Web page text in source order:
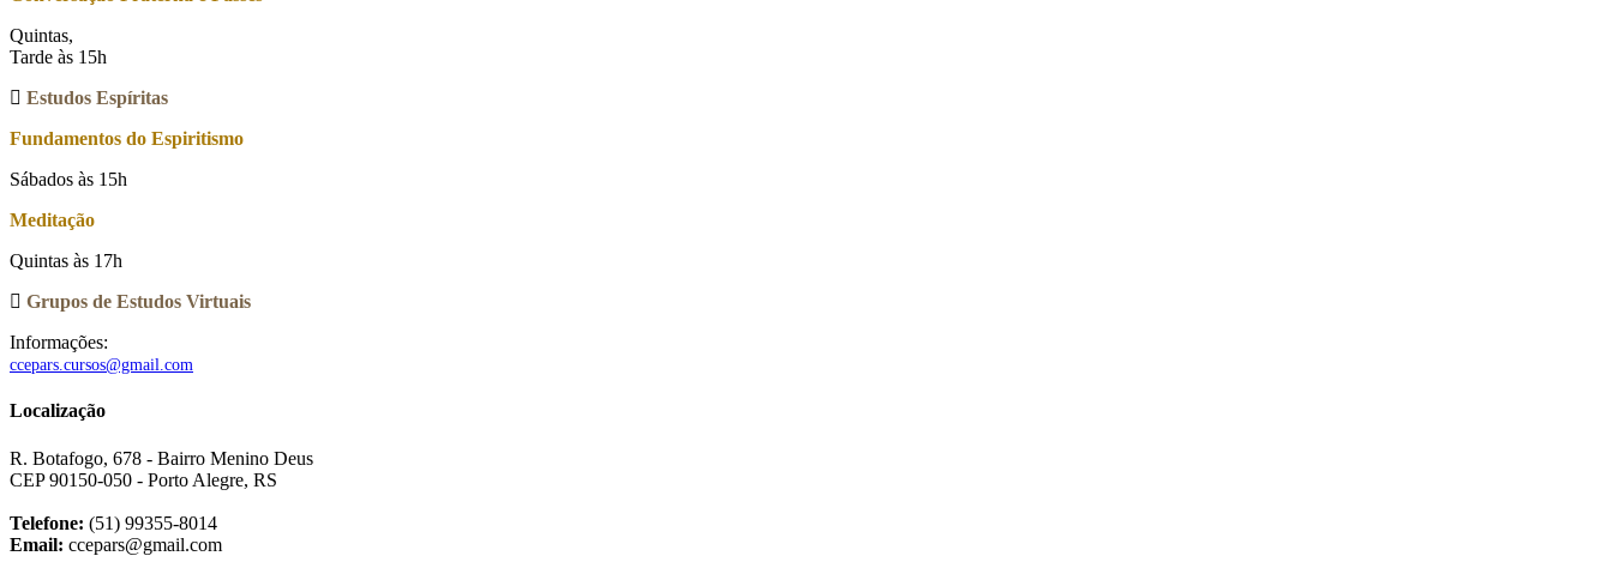
Quintas,
Tarde às 15h
Estudos Espíritas
Fundamentos do Espiritismo
Sábados às 15h
Meditação
Quintas às 17h
Grupos de Estudos Virtuais
Informações:
ccepars.cursos@gmail.com
Localização
R. Botafogo, 678 - Bairro Menino Deus
CEP 90150-050 - Porto Alegre, RS
Telefone: (51) 99355-8014
Email: ccepars@gmail.com